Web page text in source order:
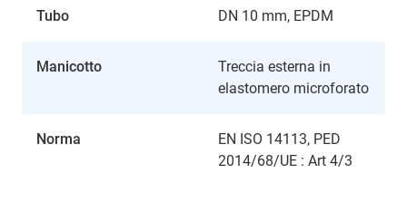
Tubo DN 10 mm, EPDM
Manicotto
Treccia esterna in
elastomero microforato
Norma
EN ISO 14113, PED
2014/68/UE : Art 4/3